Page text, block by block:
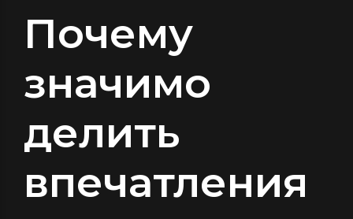
Почему
значимо
делить
впечатления